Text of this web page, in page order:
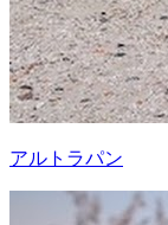
アルトラパン